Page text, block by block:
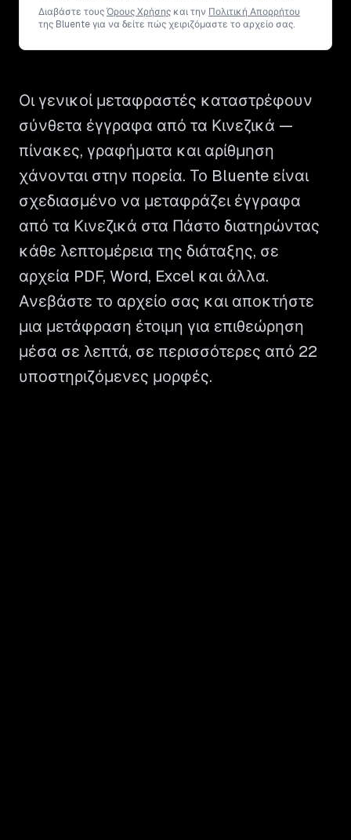
Διαβάστε τουςΌρους Χρήσης και την Πολιτική Απορρήτου
της Bluente για να δείτε πώς χειριζόμαστε το αρχείο σας.
Οι γενικοί μεταφραστές καταστρέφουν
σύνθετα έγγραφα από τα Κινεζικά —
πίνακες, γραφήματα και αρίθμηση
χάνονται στην πορεία. Το Bluente είναι
σχεδιασμένο να μεταφράζει έγγραφα
από τα Κινεζικά στα Πάστο διατηρώντας
κάθε λεπτομέρεια της διάταξης, σε
αρχεία PDF, Word, Excel και άλλα.
Ανεβάστε το αρχείο σας και αποκτήστε
μια μετάφραση έτοιμη για επιθεώρηση
μέσα σε λεπτά, σε περισσότερες από 22
υποστηριζόμενες μορφές.